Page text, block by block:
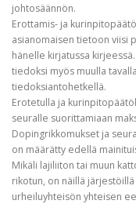
johtosäännön.
Erottamis- ja
asianomaisen tietoon viisi
hänelle kirjatussa
tiedoksi myös muulla
tiedoksiantohetkellä.
Erotetulla ja
seuralle suorittamiaan
Dopingrikkomukset ja
on määrätty edellä
Mikäli lajiliiton tai muun
rikotun, on näillä
urheiluyhteisön yhteisen